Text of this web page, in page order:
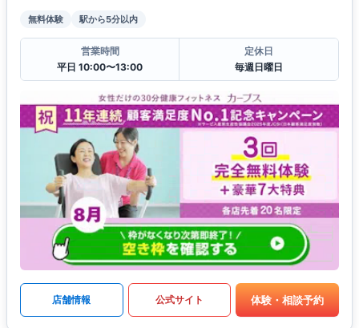
無料体験 駅から5分以内
営業時間
平日 10:00〜13:00
定休日
毎週日曜日
店舗情報 公式サイト 体験・相談予約